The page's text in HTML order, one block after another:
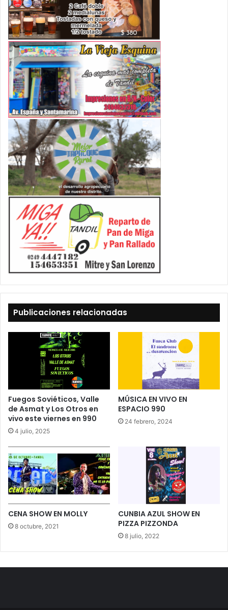
Publicaciones relacionadas
Fuegos Soviéticos, Valle
de Asmat y Los Otros en
vivo este viernes en 990
4 julio, 2025
MÚSICA EN VIVO EN
ESPACIO 990
24 febrero, 2024
CENA SHOW EN MOLLY
8 octubre, 2021
CUNBIA AZUL SHOW EN
PIZZA PIZZONDA
8 julio, 2022